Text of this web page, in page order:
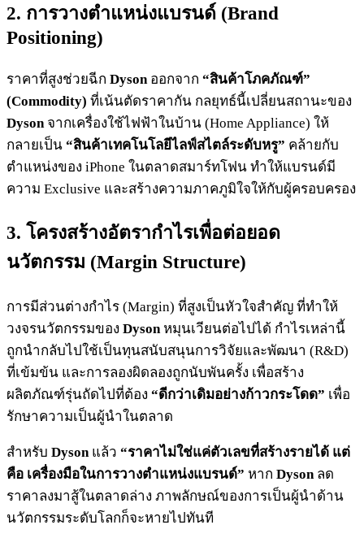
2. การวางตำแหน่งแบรนด์ (Brand
Positioning)
ราคาที่สูงช่วยฉีก Dyson ออกจาก “สินค้าโภคภัณฑ์”
(Commodity) ที่เน้นตัดราคากัน กลยุทธ์นี้เปลี่ยนสถานะของ
Dyson จากเครื่องใช้ไฟฟ้าในบ้าน (Home Appliance) ให้
กลายเป็น “สินค้าเทคโนโลยีไลฟ์สไตล์ระดับหรู” คล้ายกับ
ตำแหน่งของ iPhone ในตลาดสมาร์ทโฟน ทำให้แบรนด์มี
ความ Exclusive และสร้างความภาคภูมิใจให้กับผู้ครอบครอง
3. โครงสร้างอัตรากำไรเพื่อต่อยอด
นวัตกรรม (Margin Structure)
การมีส่วนต่างกำไร (Margin) ที่สูงเป็นหัวใจสำคัญ ที่ทำให้
วงจรนวัตกรรมของ Dyson หมุนเวียนต่อไปได้ กำไรเหล่านี้
ถูกนำกลับไปใช้เป็นทุนสนับสนุนการวิจัยและพัฒนา (R&D)
ที่เข้มข้น และการลองผิดลองถูกนับพันครั้ง เพื่อสร้าง
ผลิตภัณฑ์รุ่นถัดไปที่ต้อง “ดีกว่าเดิมอย่างก้าวกระโดด” เพื่อ
รักษาความเป็นผู้นำในตลาด
สำหรับ Dysonแล้ว “ราคาไม่ใช่แค่ตัวเลขที่สร้างรายได้ แต่
คือ เครื่องมือในการวางตำแหน่งแบรนด์” หาก Dysonลด
ราคาลงมาสู้ในตลาดล่าง ภาพลักษณ์ของการเป็นผู้นำด้าน
นวัตกรรมระดับโลกก็จะหายไปทันที